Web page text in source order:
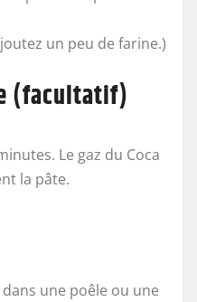
un peu de farine.)
(facultatif)
Le gaz du Coca
la pâte.
une poêle ou une